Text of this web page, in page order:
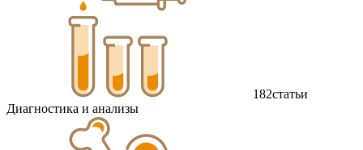
182статьи
Диагностика и анализы